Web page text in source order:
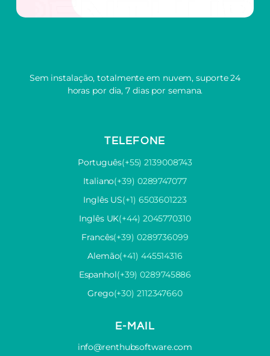
Sem instalação, totalmente em nuvem, suporte 24
horas por dia, 7 dias por semana.
TELEFONE
Português(+55) 2139008743
Italiano(+39) 0289747077
Inglês US(+1) 6503601223
Inglês UK(+44) 2045770310
Francês(+39) 0289736099
Alemão(+41) 445514316
Espanhol(+39) 0289745886
Grego(+30) 2112347660
E-MAIL
info@renthubsoftware.com